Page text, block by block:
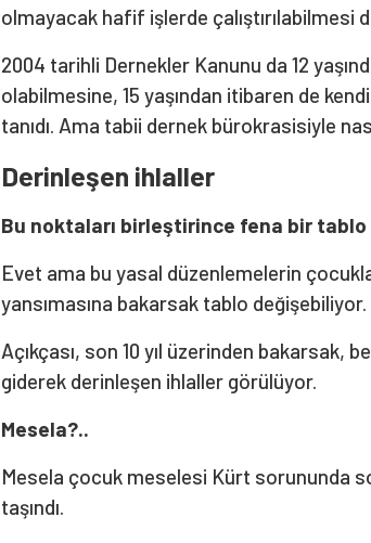
olmayacak hafif işlerde çalıştırılabilmesi
2004 tarihli Dernekler Kanunu da 12
olabilmesine, 15 yaşından itibaren de
tanıdı. Ama tabii dernek bürokrasisiyle
Derinleşen ihlaller
Bu noktaları birleştirince fena bir tablo
Evet ama bu yasal düzenlemelerin
yansımasına bakarsak tablo değişebiliyor.
Açıkçası, son 10 yıl üzerinden bakarsak,
giderek derinleşen ihlaller görülüyor.
Mesela?..
Mesela çocuk meselesi Kürt sorununda
taşındı.